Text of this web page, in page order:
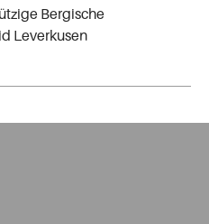
Bergische
Leverkusen